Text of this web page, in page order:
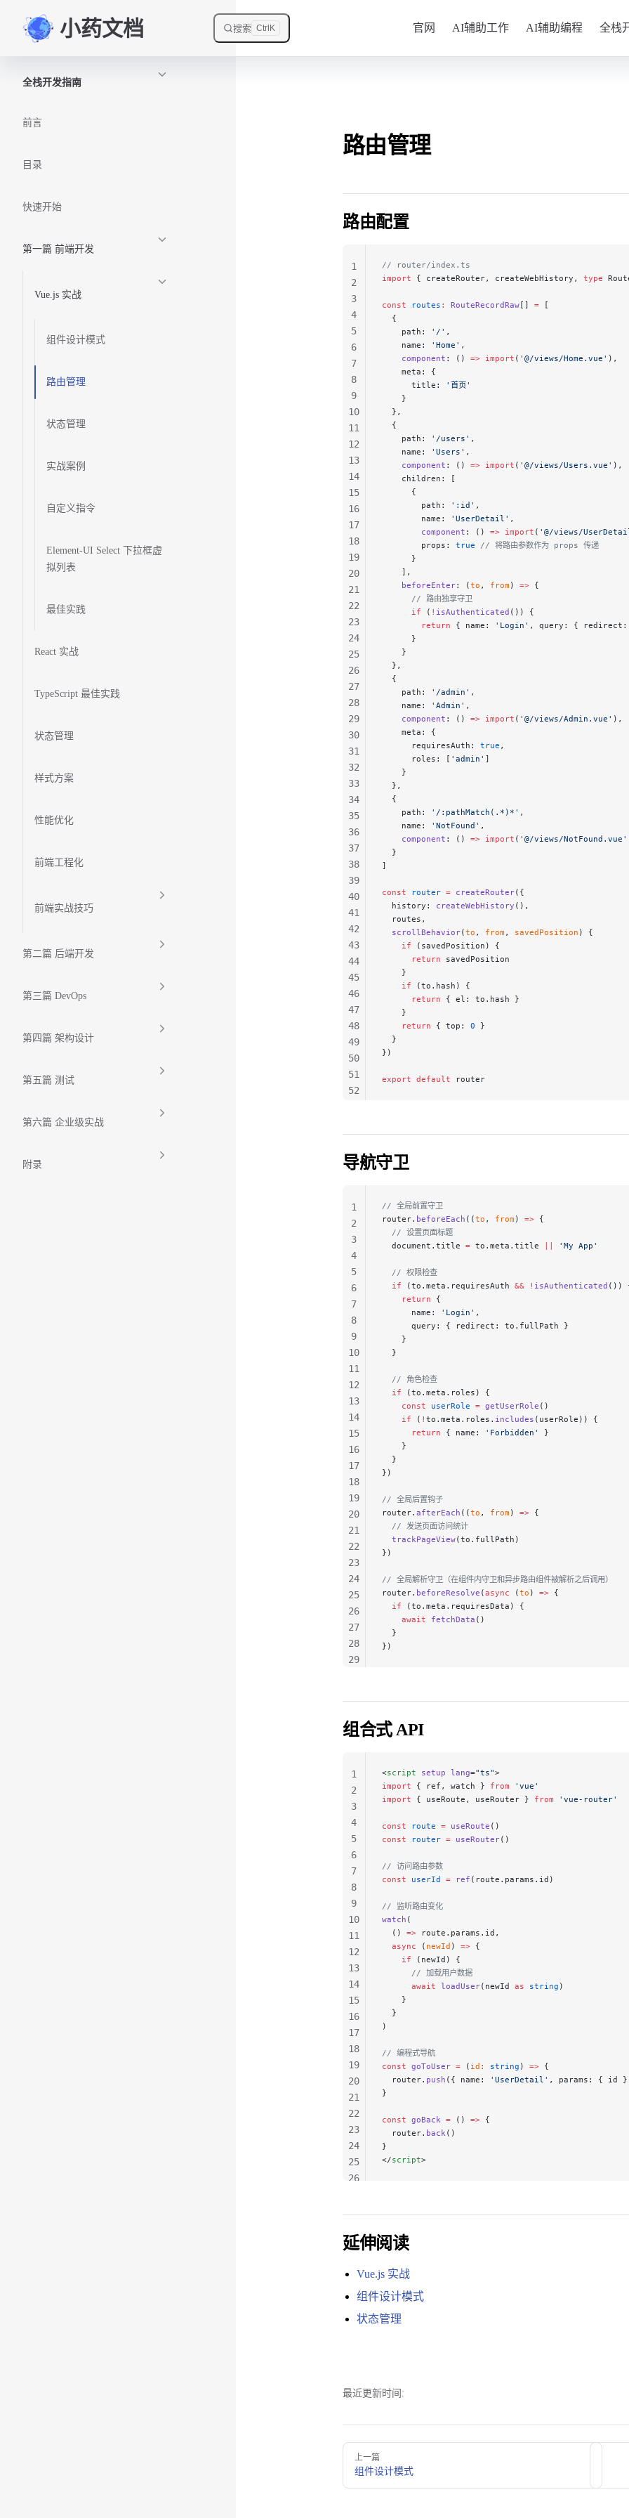
Skip to content小药文档 搜索 Ctrl K
官网
AI辅助工作 AI辅助编程 全栈
全栈开发指南
前言
目录
快速开始
第一篇 前端开发
Vue.js 实战
组件设计模式
路由管理
状态管理
实战案例
自定义指令
Element-UI Select 下拉框虚
拟列表
最佳实践
React 实战
TypeScript 最佳实践
状态管理
样式方案
性能优化
前端工程化
前端实战技巧
第二篇 后端开发
第三篇 DevOps
第四篇 架构设计
第五篇 测试
第六篇 企业级实战
附录
路由管理
路由配置
// router/index.ts
import { createRouter, createWebHistory, type
const routes : RouteRecordRaw [] = [
  {
    path:
'/' ,
    name:
'Home' ,
    component
: () => import ( '@/views/Home.vue' ),
    meta: {
      title:
'首页'
    }
  },
  {
    path:
'/users' ,
    name:
'Users' ,
    component
: () => import ( '@/views/Users.vue' ),
    children: [
      {
        path:
':id' ,
        name:
'UserDetail' ,
        component
: () => import ( '@/views/
        props:
true // 将路由参数作为 props 传递
      }
    ],
    beforeEnter
: (to , from) => {
      // 路由独享守卫
      if
( ! isAuthenticated ()) {
        return
{ name: 'Login' , query: {
      }
    }
  },
  {
    path:
'/admin' ,
    name:
'Admin' ,
    component
: () => import ( '@/views/Admin.vue' ),
    meta: {
      requiresAuth:
true ,
      roles: [
'admin' ]
    }
  },
  {
    path:
'/:pathMatch(.*)*' ,
    name:
'NotFound' ,
    component
: () => import ( '@/views/NotFound.vue'
  }
]
const router = createRouter({
  history:
createWebHistory (),
  routes,
  scrollBehavior
(to , from, savedPosition ) {
    if
(savedPosition) {
      return
savedPosition
    }
    if
(to.hash) {
      return
{ el: to.hash }
    }
    return
{ top: 0 }
  }
})
export default router
1
2
3
4
5
6
7
8
9
10
11
12
13
14
15
16
17
18
19
20
21
22
23
24
25
26
27
28
29
30
31
32
33
34
35
36
37
38
39
40
41
42
43
44
45
46
47
48
49
50
51
52
56
57
59
60
61
62
导航守卫
// 全局前置守卫
router. beforeEach ((to , from) => {
  // 设置页面标题
  document.title
= to.meta.title 'My App'
  // 权限检查
  if
(to.meta.requiresAuth && ! isAuthenticated ())
    return
{
      name:
'Login' ,
      query: { redirect: to.fullPath }
    }
  }
  // 角色检查
  if
(to.meta.roles) {
    const
userRole = getUserRole ()
    if
( ! to.meta.roles. includes (userRole)) {
      return
{ name: 'Forbidden'
}
    }
  }
})
// 全局后置钩子
router. afterEach ((to , from) => {
  // 发送页面访问统计
  trackPageView
(to.fullPath)
})
// 全局解析守卫（在组件内守卫和异步路由组件被解析之后调用）
router. beforeResolve (async (to ) => {
  if
(to.meta.requiresData) {
    await
fetchData ()
  }
})
1
2
3
4
5
6
7
8
9
10
11
12
13
14
15
16
17
18
19
20
21
22
23
24
25
26
27
28
29
33
34
组合式 API
<script setup lang="ts">
import { ref, watch } from 'vue'
import { useRoute, useRouter } from 'vue-router'
const route = useRoute ()
const router = useRouter()
// 访问路由参数
const userId = ref (route.params.id)
// 监听路由变化
watch (
  ()
=> route.params.id,
  async
( newId ) => {
    if
(newId) {
      // 加载用户数据
      await
loadUser(newId as string )
    }
  }
)
// 编程式导航
const goToUser = ( id : string ) => {
  router.
push ({ name: 'UserDetail' , params: { id
}
const goBack = () => {
  router.
back()
}
</script>
1
2
3
4
5
6
7
8
9
10
11
12
13
14
15
16
17
18
19
20
21
22
23
24
25
26
30
延伸阅读
Vue.js 实战
组件设计模式
状态管理
最近更新时间:
Pager
上一篇
组件设计模式